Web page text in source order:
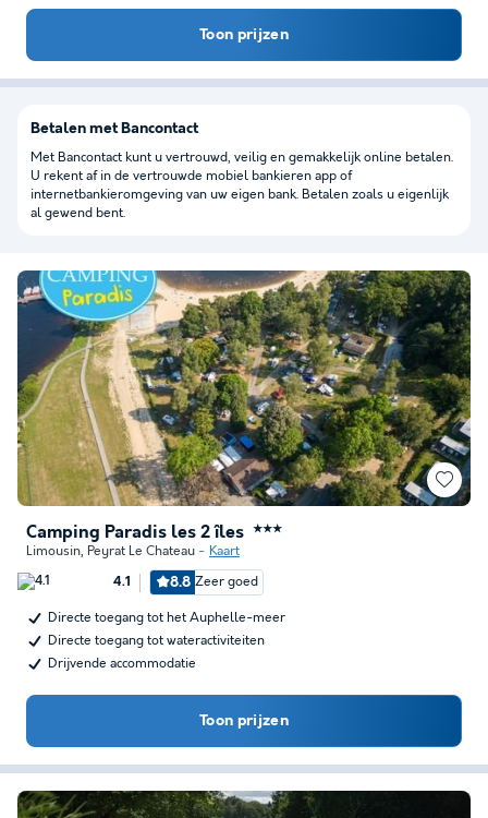
Toon prijzen
Camping Paradis les 2 îles ★★★
Limousin, Peyrat Le Chateau Kaart
4.1 8.8 Zeer goed
Directe toegang tot het Auphelle-meer
Directe toegang tot wateractiviteiten
Drijvende accommodatie
Toon prijzen
Betalen met Bancontact
Met Bancontact kunt u vertrouwd, veilig en gemakkelijk online betalen.
U rekent af in de vertrouwde mobiel bankieren app of
internetbankieromgeving van uw eigen bank. Betalen zoals u eigenlijk
al gewend bent.